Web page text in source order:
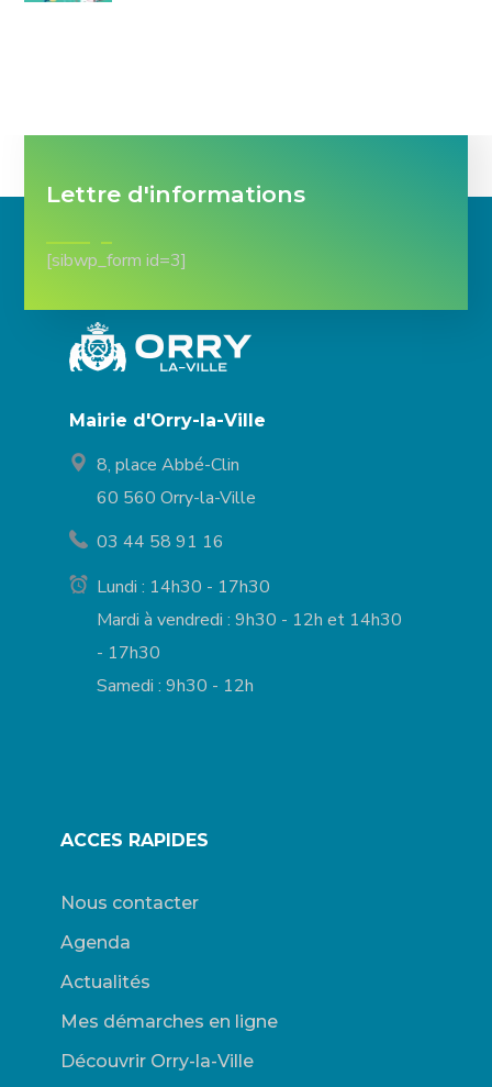
Lettre d'informations
[sibwp_form id=3]
Mairie d'Orry-la-Ville
8, place Abbé-Clin
60 560 Orry-la-Ville
03 44 58 91 16
Lundi : 14h30 - 17h30
Mardi à vendredi : 9h30 - 12h et 14h30
- 17h30
Samedi : 9h30 - 12h
ACCES RAPIDES
Nous contacter
Agenda
Actualités
Mes démarches en ligne
Découvrir Orry-la-Ville